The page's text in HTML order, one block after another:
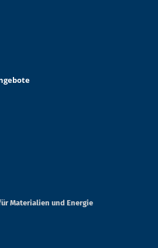
Materialien und Energie